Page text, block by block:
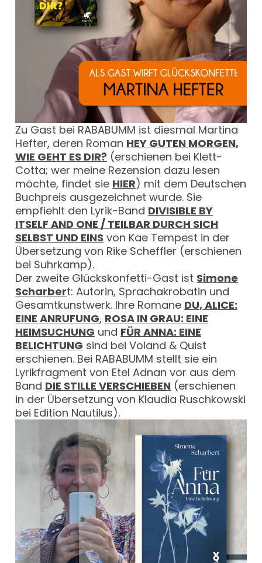
Zu Gast bei RABABUMM ist diesmal Martina
Hefter, deren Roman HEY GUTEN MORGEN,
WIE GEHT ES DIR? (erschienen bei Klett-
Cotta; wer meine Rezension dazu lesen
möchte, findet sie HIER) mit dem Deutschen
Buchpreis ausgezeichnet wurde. Sie
empfiehlt den Lyrik-Band DIVISIBLE BY
ITSELF AND ONE / TEILBAR DURCH SICH
SELBST UND EINS von Kae Tempest in der
Übersetzung von Rike Scheffler (erschienen
bei Suhrkamp).
Der zweite Glückskonfetti-Gast ist Simone
Scharbert: Autorin, Sprachakrobatin und
Gesamtkunstwerk. Ihre Romane DU, ALICE:
EINE ANRUFUNG, ROSA IN GRAU: EINE
HEIMSUCHUNG und FÜR ANNA: EINE
BELICHTUNG sind bei Voland & Quist
erschienen. Bei RABABUMM stellt sie ein
Lyrikfragment von Etel Adnan vor aus dem
Band DIE STILLE VERSCHIEBEN (erschienen
in der Übersetzung von Klaudia Ruschkowski
bei Edition Nautilus).